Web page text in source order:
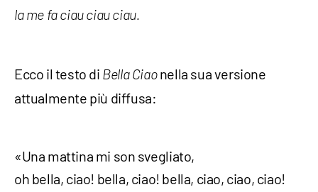
la me fa ciau ciau ciau.
Ecco il testo di Bella Ciaonella sua versione
attualmente più diffusa:
«Una mattina mi son svegliato,
oh bella, ciao! bella, ciao! bella, ciao, ciao, ciao!